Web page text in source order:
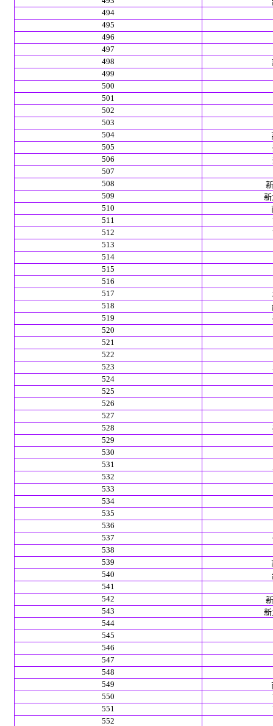
494
495
496
497
498
499
500
501
502
503
504
505
506
507
508
509
新
510
511
512
513
514
515
516
517
518
519
520
521
522
523
524
525
526
527
528
529
530
531
532
533
534
535
536
537
538
539
540
541
542
543
新
544
545
546
547
548
549
550
551
552